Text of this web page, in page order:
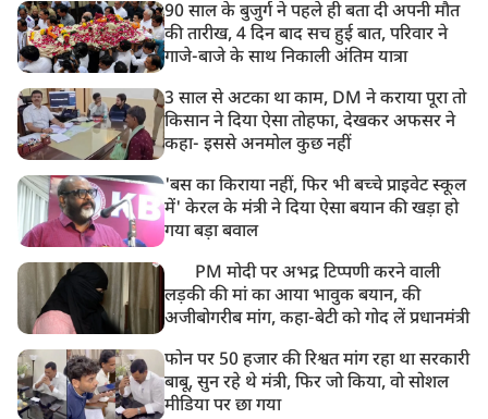
90 साल के बुजुर्ग ने पहले ही बता दी अपनी मौत
की तारीख, 4 दिन बाद सच हुई बात, परिवार ने
गाजे-बाजे के साथ निकाली अंतिम यात्रा
3 साल से अटका था काम, DM ने कराया पूरा तो
किसान ने दिया ऐसा तोहफा, देखकर अफसर ने
कहा- इससे अनमोल कुछ नहीं
'बस का किराया नहीं, फिर भी बच्चे प्राइवेट स्कूल
में' केरल के मंत्री ने दिया ऐसा बयान की खड़ा हो
गया बड़ा बवाल
PM मोदी पर अभद्र टिप्पणी करने वाली
लड़की की मां का आया भावुक बयान, की
अजीबोगरीब मांग, कहा-बेटी को गोद लें प्रधानमंत्री
फोन पर 50 हजार की रिश्वत मांग रहा था सरकारी
बाबू, सुन रहे थे मंत्री, फिर जो किया, वो सोशल
मीडिया पर छा गया